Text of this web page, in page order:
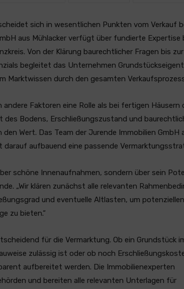
sich in wesentlichen Punkten vom Verkauf
aus Mühlacker verfügt über fundierte Expertise
Von der Klärung baurechtlicher Fragen bis zur
begleitet das Unternehmen
Marktwissen durch den gesamten
Faktoren eine Rolle als bei fertigen Häusern
des Bodens, Erschließungszustand und
Wert. Das Team der Jurende Immobilien GmbH
aufbauend eine passende
schöne Innenaufnahmen, sondern über sein
„Wir klären zunächst alle relevanten
und eventuelle Altlasten, um
zu bieten.“
für die Vermarktung. Ob ein Grundstück
zulässig ist oder ob noch
aufbereitet werden. Die Immobilienexperten
und bereiten alle relevanten Unterlagen für